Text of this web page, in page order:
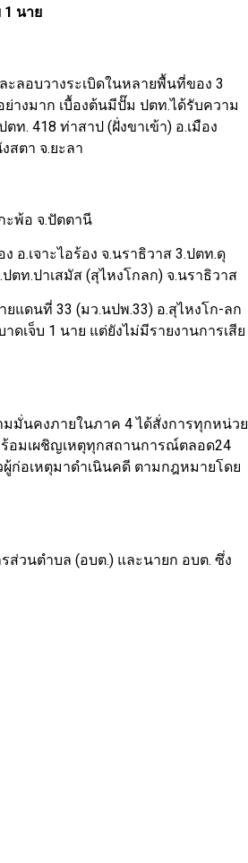
1 นาย
ะลอบวางระเบิดในหลายพื้นที่ของ 3
างมาก เบื้องต้นมีปั๊ม ปตท.ได้รับความ
ท. 418 ท่าสาป (ฝั่งขาเข้า) อ.เมือง
สตา จ.ยะลา
ะพ้อ จ.ปัตตานี
อ.เจาะไอร้อง จ.นราธิวาส 3.ปตท.ดุ
ตท.ปาเสมัส (สุไหงโกลก) จ.นราธิวาส
แดนที่ 33 (มว.นปพ.33) อ.สุไหงโก-ลก
เจ็บ 1 นาย แต่ยังไม่มีรายงานการเสีย
มั่นคงภายในภาค 4 ได้สั่งการทุกหน่วย
อมเผชิญเหตุทุกสถานการณ์ตลอด24
ก่อเหตุมาดำเนินคดี ตามกฎหมายโดย
ส่วนตำบล (อบต.) และนายก อบต. ซึ่ง